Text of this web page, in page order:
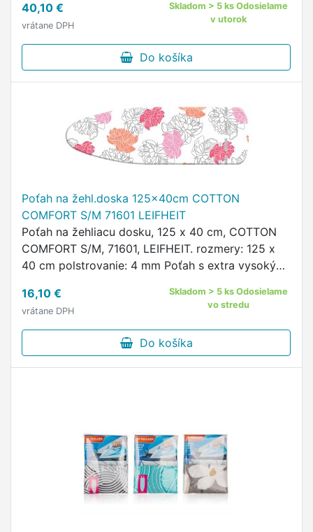
Kolieska Rozmery (VxŠxH) 86 x 175 x …
40,10 €
vrátane DPH
Skladom > 5 ks Odosielame
v utorok
Do košíka
Poťah na žehl.doska 125x40cm COTTON
COMFORT S/M 71601 LEIFHEIT
Poťah na žehliacu dosku, 125 x 40 cm, COTTON
COMFORT S/M, 71601, LEIFHEIT. rozmery: 125 x
40 cm polstrovanie: 4 mm Poťah s extra vysokým
16,10 €
vrátane DPH
Skladom > 5 ks Odosielame
vo stredu
Do košíka